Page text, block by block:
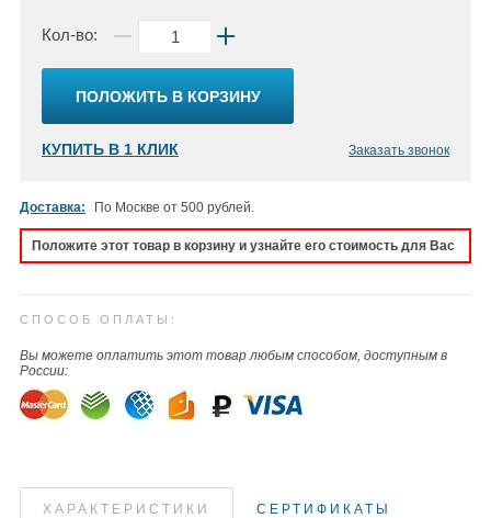
Кол-во:
ПОЛОЖИТЬ В КОРЗИНУ
КУПИТЬ В 1 КЛИК Заказать звонок
Доставка: По Москве от 500 рублей.
Положите этот товар в корзину и узнайте его стоимость для Вас
СПОСОБ ОПЛАТЫ:
Вы можете оплатить этот товар любым способом, доступным в
России:
ХАРАКТЕРИСТИКИ СЕРТИФИКАТЫ